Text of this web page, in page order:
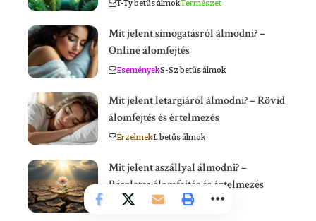
T-Ty betűs álmokTermészet
Mit jelent simogatásról álmodni? –
Online álomfejtés
EseményekS-Sz betűs álmok
Mit jelent letargiáról álmodni? – Rövid
álomfejtés és értelmezés
ÉrzelmekL betűs álmok
Mit jelent aszállyal álmodni? –
Részletes álomfejtés és értelmezés
A-Á betűs álmok Események